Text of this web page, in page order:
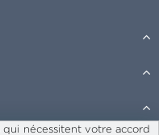
qui nécessitent votre accord